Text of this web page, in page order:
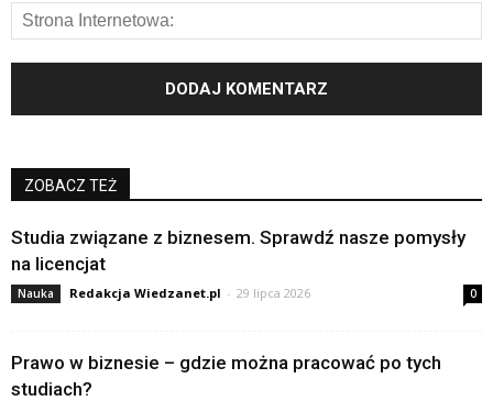
ZOBACZ TEŻ
Studia związane z biznesem. Sprawdź nasze pomysły
na licencjat
Nauka Redakcja Wiedzanet.pl - 29 lipca 2026 0
Prawo w biznesie – gdzie można pracować po tych
studiach?